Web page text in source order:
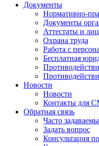
Документы
Нормативно-
Документы
Аттестаты и
Охрана труда
Работа с
Бесплатная
Новости
Новости
Контакты для
Обратная связь
Часто
Задать вопрос
Консультация